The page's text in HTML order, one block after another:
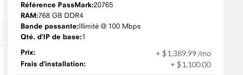
Référence PassMark:20765
RAM:768 GB DDR4
Bande passante:Illimité @ 100 Mbps
Qté. d'IP de base:1
Prix:
+ $ 1,389 99 /mo
Frais d'installation: + $ 1,100.00